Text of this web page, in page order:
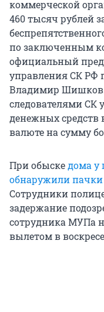
коммерческой
460 тысяч рублей
по заключенным
официальный
управления СК РФ
Владимир
следователями СК
денежных средств
валюте на сумму
При обыскедома у
обнаружили пачки
Сотрудники
задержание
сотрудника МУПа
вылетом в